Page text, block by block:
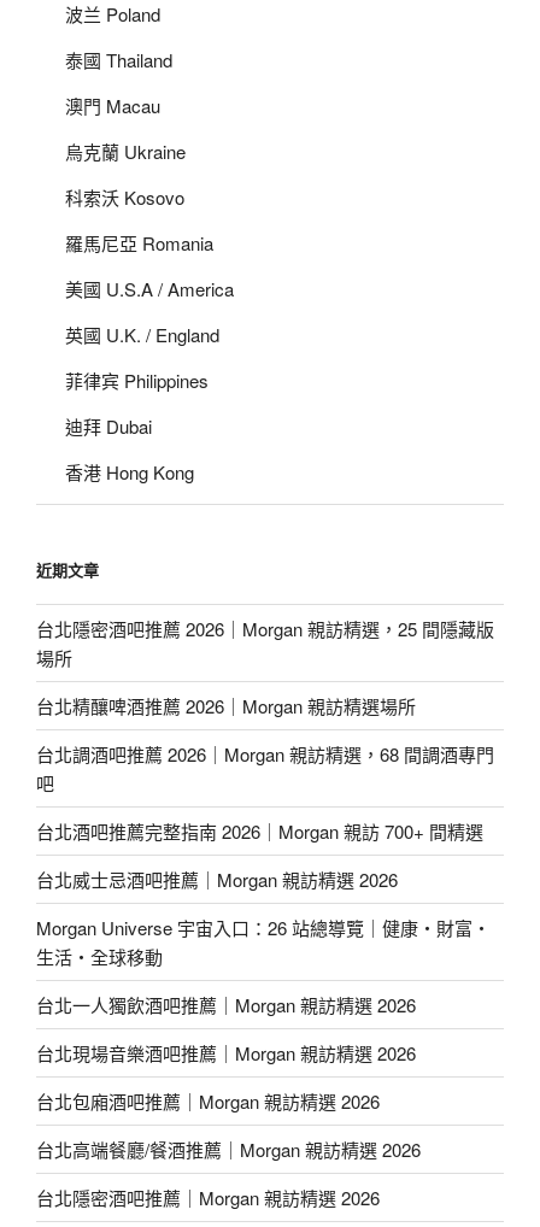
波兰 Poland
泰國 Thailand
澳門 Macau
烏克蘭 Ukraine
科索沃 Kosovo
羅馬尼亞 Romania
美國 U.S.A / America
英國 U.K. / England
菲律宾 Philippines
迪拜 Dubai
香港 Hong Kong
近期文章
台北隱密酒吧推薦 2026｜Morgan 親訪精選，25 間隱藏版
場所
台北精釀啤酒推薦 2026｜Morgan 親訪精選場所
台北調酒吧推薦 2026｜Morgan 親訪精選，68 間調酒專門
吧
台北酒吧推薦完整指南 2026｜Morgan 親訪 700+ 間精選
台北威士忌酒吧推薦｜Morgan 親訪精選 2026
Morgan Universe 宇宙入口：26 站總導覽｜健康・財富・
生活・全球移動
台北一人獨飲酒吧推薦｜Morgan 親訪精選 2026
台北現場音樂酒吧推薦｜Morgan 親訪精選 2026
台北包廂酒吧推薦｜Morgan 親訪精選 2026
台北高端餐廳/餐酒推薦｜Morgan 親訪精選 2026
台北隱密酒吧推薦｜Morgan 親訪精選 2026